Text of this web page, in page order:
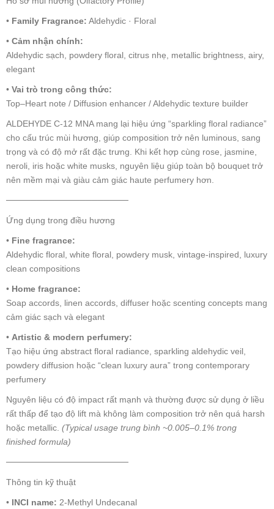
• Family Fragrance: Aldehydic · Floral
• Cảm nhận chính:
Aldehydic sạch, powdery floral, citrus nhẹ, metallic brightness, airy,
elegant
• Vai trò trong công thức:
Top–Heart note / Diffusion enhancer / Aldehydic texture builder
ALDEHYDE C-12 MNA mang lại hiệu ứng “sparkling floral radiance”
cho cấu trúc mùi hương, giúp composition trở nên luminous, sang
trọng và có độ mở rất đặc trưng. Khi kết hợp cùng rose, jasmine,
neroli, iris hoặc white musks, nguyên liệu giúp toàn bộ bouquet trở
nên mềm mại và giàu cảm giác haute perfumery hơn.
────────────────────
Ứng dụng trong điều hương
• Fine fragrance:
Aldehydic floral, white floral, powdery musk, vintage-inspired, luxury
clean compositions
• Home fragrance:
Soap accords, linen accords, diffuser hoặc scenting concepts mang
cảm giác sạch và elegant
• Artistic & modern perfumery:
Tạo hiệu ứng abstract floral radiance, sparkling aldehydic veil,
powdery diffusion hoặc “clean luxury aura” trong contemporary
perfumery
Nguyên liệu có độ impact rất mạnh và thường được sử dụng ở liều
rất thấp để tạo độ lift mà không làm composition trở nên quá harsh
hoặc metallic. (Typical usage trung bình ~0.005–0.1% trong
finished formula)
────────────────────
Thông tin kỹ thuật
• INCI name: 2-Methyl Undecanal